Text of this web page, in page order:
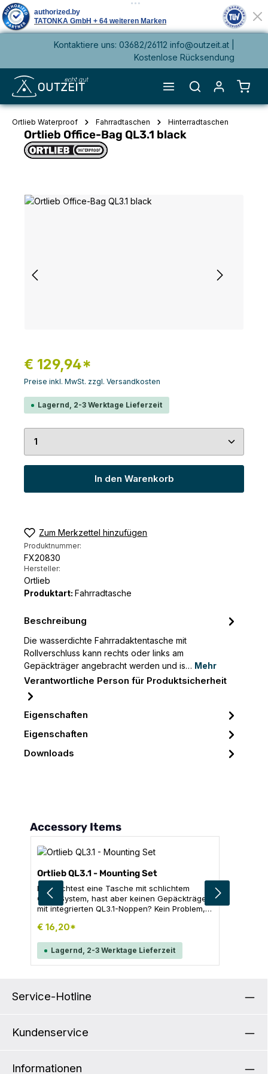
springenKontaktiere uns: 03682/26112 info@outzeit.at |
Kostenlose Rücksendung
Ortlieb Waterproof Fahrradtaschen Hinterradtaschen
Ortlieb Office-Bag QL3.1 black
Bildergalerie überspringen
€ 129,94*
Preise inkl. MwSt. zzgl. Versandkosten
Lagernd, 2-3 Werktage Lieferzeit
Produkt Anzahl: Gib den gewünschten Wert
In den Warenkorb
Zum Merkzettel hinzufügen
Produktnummer:
FX20830
Hersteller:
Ortlieb
Produktart: Fahrradtasche
Beschreibung
Die wasserdichte Fahrradaktentasche mit
Rollverschluss kann rechts oder links am
Gepäckträger angebracht werden und is… Mehr
Verantwortliche Person für Produktsicherheit
Eigenschaften
Eigenschaften
Downloads
Produktgalerie überspringen
Accessory Items
Ortlieb QL3.1 - Mounting Set
Du möchtest eine Tasche mit schlichtem
QL3.1-System, hast aber keinen Gepäckträger
mit integrierten QL3.1-Noppen? Kein Problem,
QL3.1-Tasche ohne Probleme auch an einem
Rohrdurchmesser anbringen. QL3.1
Trägersystem einfach an deinen
Schrauben und Einsätze für Gepäckträger mit
max. 10 mm Rohrdurchmesser
€ 16,20*
Lagernd, 2-3 Werktage Lieferzeit
Service-Hotline
Kundenservice
Informationen